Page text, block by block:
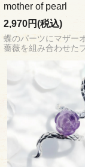
mother of pearl
2,970円(税込)
蝶のパーツにマザー
薔薇を組み合わせた